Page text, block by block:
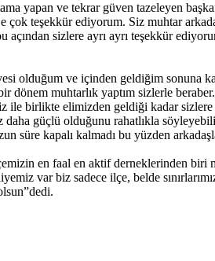
yapan ve tekrar güven tazeleyen
teşekkür ediyorum. Siz muhtar
sizlere ayrı ayrı teşekkür
olduğum ve içinden geldiğim sonuna
dönem muhtarlık yaptım sizlerle
ile birlikte elimizden geldiği kadar
güçlü olduğunu rahatlıkla
süre kapalı kalmadı bu yüzden
en faal en aktif derneklerinden biri
var biz sadece ilçe, belde